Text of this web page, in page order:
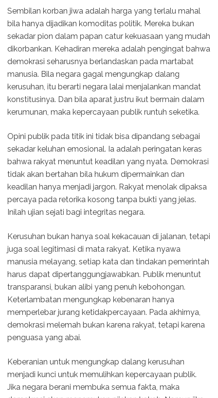
Sembilan korban jiwa adalah harga yang terlalu mahal
bila hanya dijadikan komoditas politik. Mereka bukan
sekadar pion dalam papan catur kekuasaan yang mudah
dikorbankan. Kehadiran mereka adalah pengingat bahwa
demokrasi seharusnya berlandaskan pada martabat
manusia. Bila negara gagal mengungkap dalang
kerusuhan, itu berarti negara lalai menjalankan mandat
konstitusinya. Dan bila aparat justru ikut bermain dalam
kerumunan, maka kepercayaan publik runtuh seketika.
Opini publik pada titik ini tidak bisa dipandang sebagai
sekadar keluhan emosional. Ia adalah peringatan keras
bahwa rakyat menuntut keadilan yang nyata. Demokrasi
tidak akan bertahan bila hukum dipermainkan dan
keadilan hanya menjadi jargon. Rakyat menolak dipaksa
percaya pada retorika kosong tanpa bukti yang jelas.
Inilah ujian sejati bagi integritas negara.
Kerusuhan bukan hanya soal kekacauan di jalanan, tetapi
juga soal legitimasi di mata rakyat. Ketika nyawa
manusia melayang, setiap kata dan tindakan pemerintah
harus dapat dipertanggungjawabkan. Publik menuntut
transparansi, bukan alibi yang penuh kebohongan.
Keterlambatan mengungkap kebenaran hanya
memperlebar jurang ketidakpercayaan. Pada akhirnya,
demokrasi melemah bukan karena rakyat, tetapi karena
penguasa yang abai.
Keberanian untuk mengungkap dalang kerusuhan
menjadi kunci untuk memulihkan kepercayaan publik.
Jika negara berani membuka semua fakta, maka